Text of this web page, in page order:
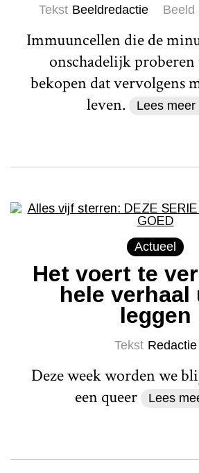
Tekst Beeldredactie Beeld
Immuuncellen die de
onschadelijk proberen
bekopen dat vervolgens
leven.
Lees meer
Actueel
Het voert te
hele verhaal
leggen
Tekst Redactie
Deze week worden we
een queer
Lees